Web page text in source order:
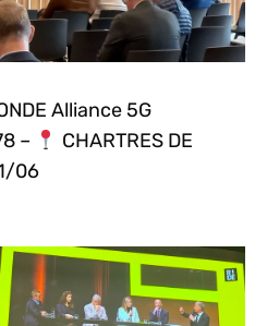
Alliance 5G
–
CHARTRES DE
06